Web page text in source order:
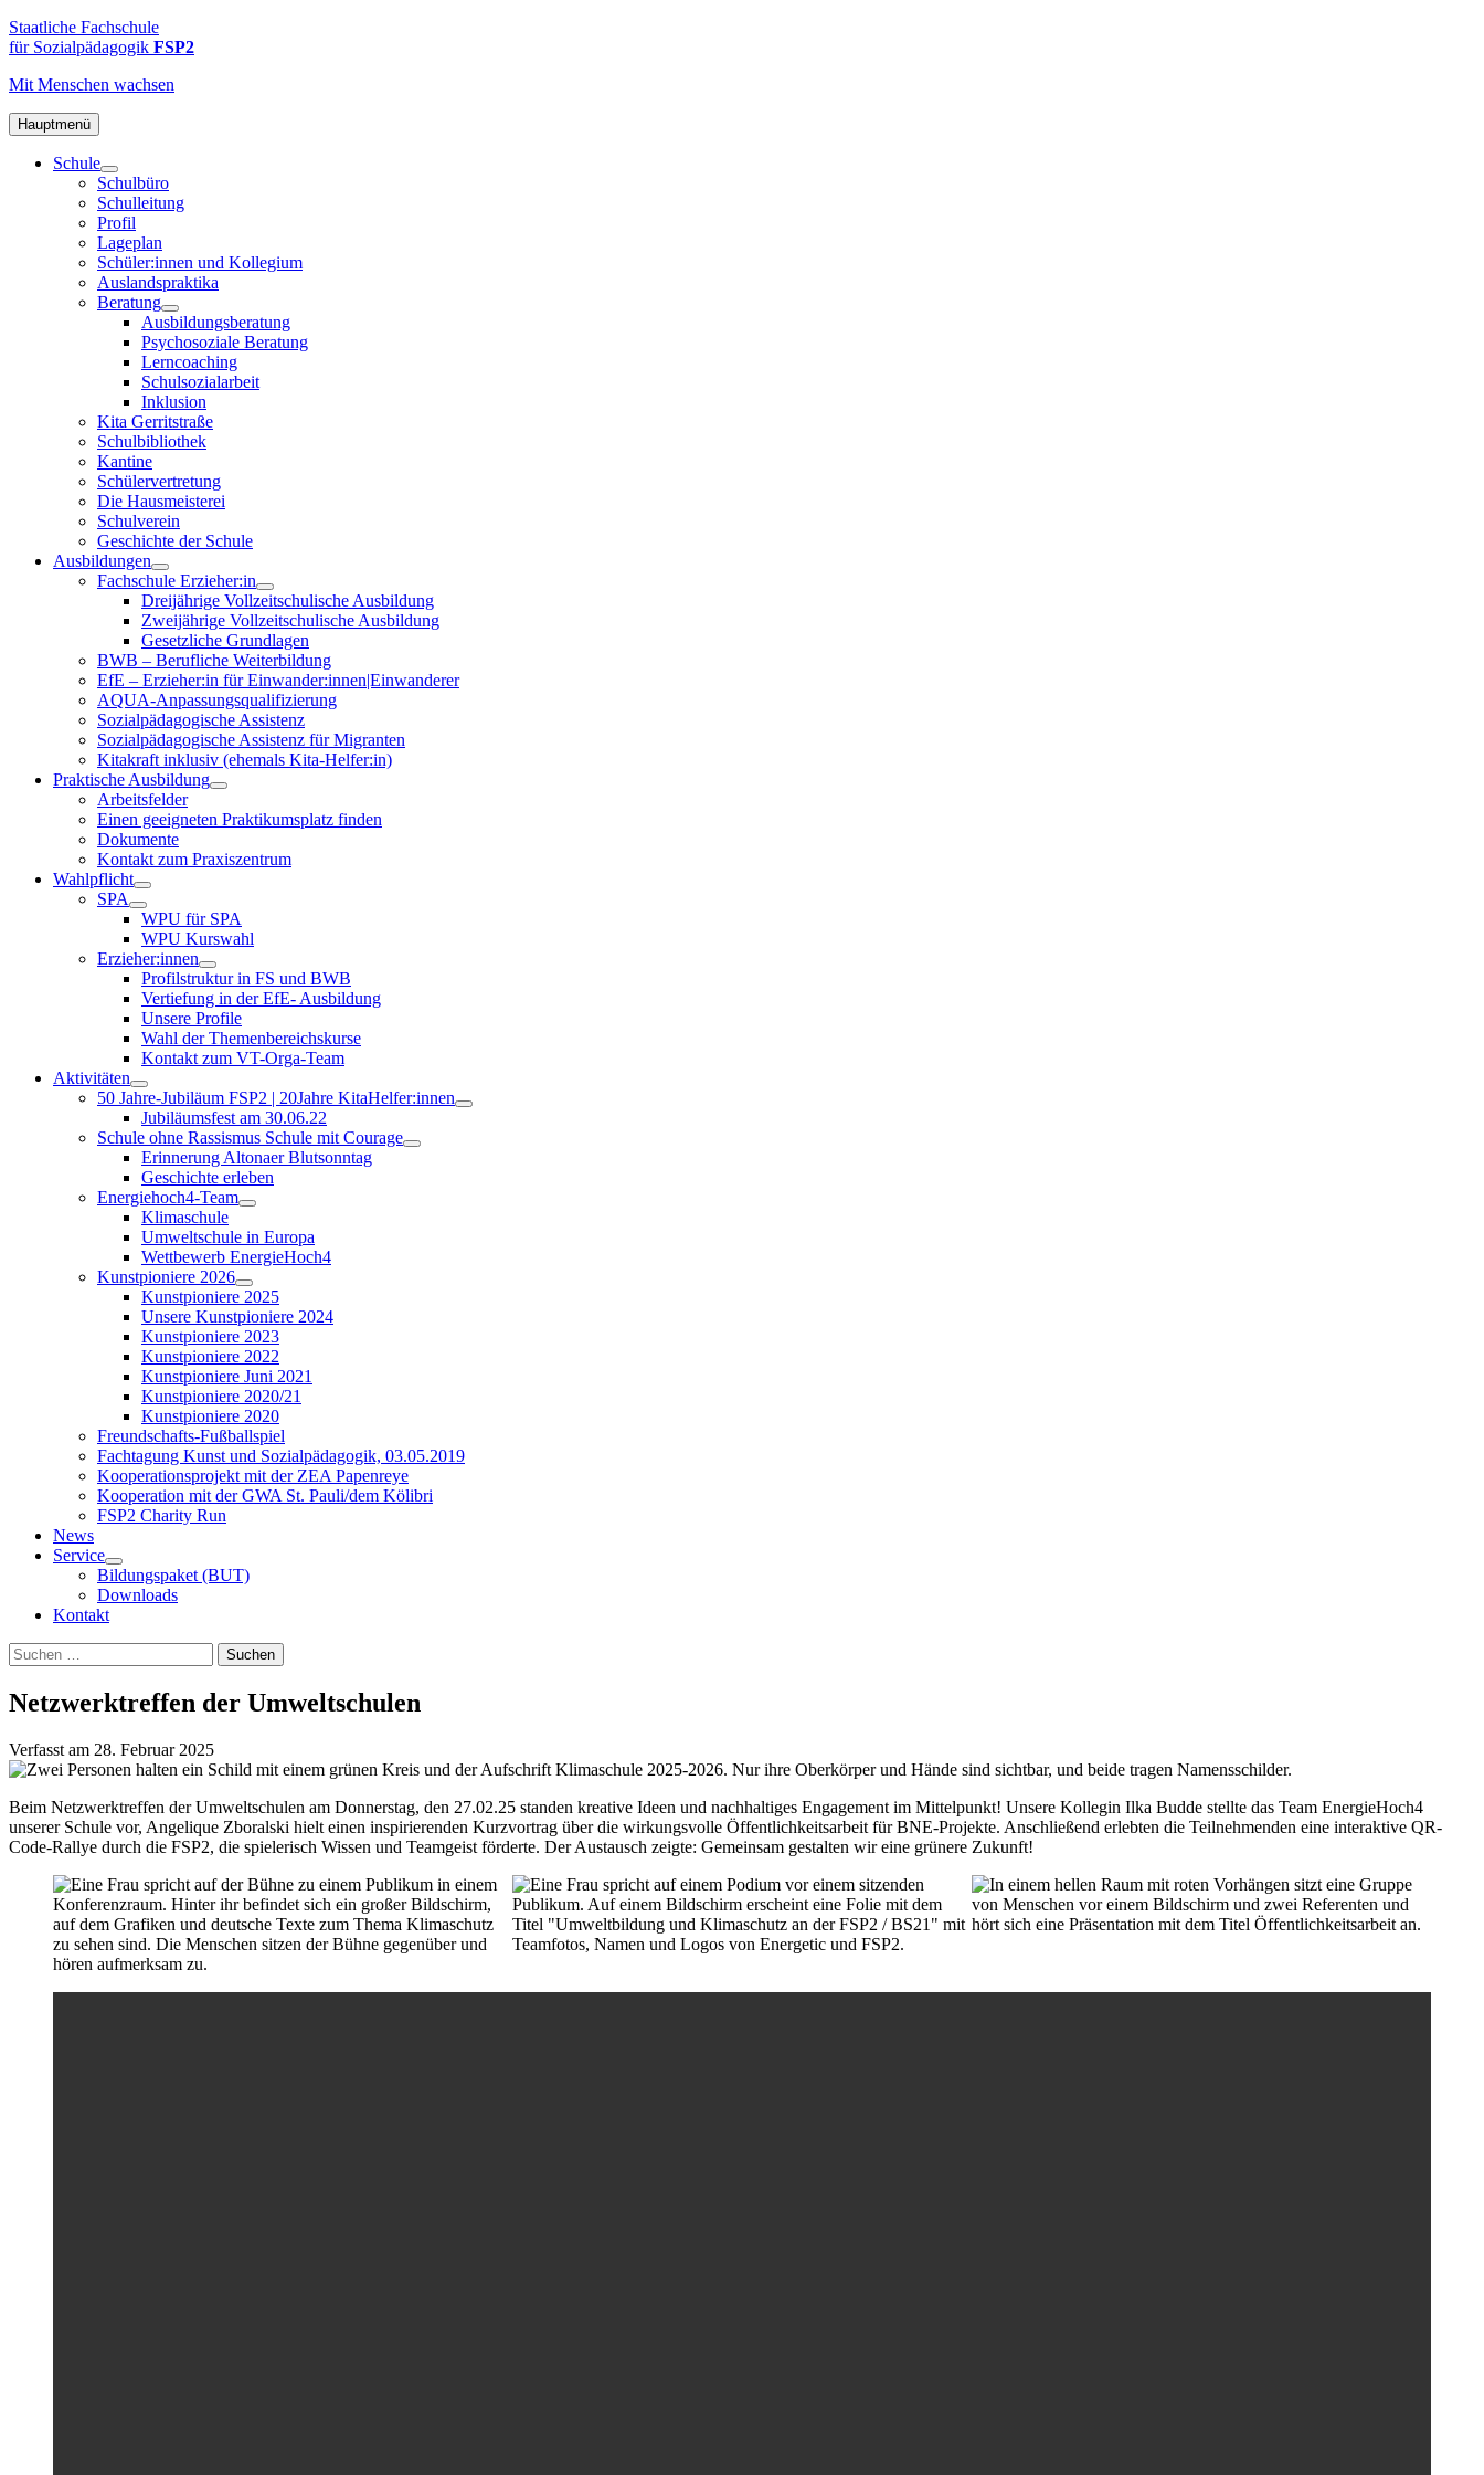
Zum
Inhalt
FSP2
Staatliche
Fachschule
Sozialpädagogik
in
Altona
Staatliche Fachschule
für Sozialpädagogik FSP2
Mit Menschen wachsen
Hauptmenü
Schule
Schulbüro
Schulleitung
Profil
Lageplan
Schüler:innen und Kollegium
Auslandspraktika
Beratung
Ausbildungsberatung
Psychosoziale Beratung
Lerncoaching
Schulsozialarbeit
Inklusion
Kita Gerritstraße
Schulbibliothek
Kantine
Schülervertretung
Die Hausmeisterei
Schulverein
Geschichte der Schule
Ausbildungen
Fachschule Erzieher:in
Dreijährige Vollzeitschulische Ausbildung
Zweijährige Vollzeitschulische Ausbildung
Gesetzliche Grundlagen
BWB – Berufliche Weiterbildung
EfE – Erzieher:in für Einwander:innen|Einwanderer
AQUA-Anpassungsqualifizierung
Sozialpädagogische Assistenz
Sozialpädagogische Assistenz für Migranten
Kitakraft inklusiv (ehemals Kita-Helfer:in)
Praktische Ausbildung
Arbeitsfelder
Einen geeigneten Praktikumsplatz finden
Dokumente
Kontakt zum Praxiszentrum
Wahlpflicht
SPA
WPU für SPA
WPU Kurswahl
Erzieher:innen
Profilstruktur in FS und BWB
Vertiefung in der EfE- Ausbildung
Unsere Profile
Wahl der Themenbereichskurse
Kontakt zum VT-Orga-Team
Aktivitäten
50 Jahre-Jubiläum FSP2 | 20Jahre KitaHelfer:innen
Jubiläumsfest am 30.06.22
Schule ohne Rassismus Schule mit Courage
Erinnerung Altonaer Blutsonntag
Geschichte erleben
Energiehoch4-Team
Klimaschule
Umweltschule in Europa
Wettbewerb EnergieHoch4
Kunstpioniere 2026
Kunstpioniere 2025
Unsere Kunstpioniere 2024
Kunstpioniere 2023
Kunstpioniere 2022
Kunstpioniere Juni 2021
Kunstpioniere 2020/21
Kunstpioniere 2020
Freundschafts-Fußballspiel
Fachtagung Kunst und Sozialpädagogik, 03.05.2019
Kooperationsprojekt mit der ZEA Papenreye
Kooperation mit der GWA St. Pauli/dem Kölibri
FSP2 Charity Run
News
Service
Bildungspaket (BUT)
Downloads
Kontakt
Suchen
Suchen
nach:
Netzwerktreffen der Umweltschulen
Verfasst am 28. Februar 2025
Beim Netzwerktreffen der Umweltschulen am Donnerstag, den 27.02.25 standen kreative Ideen und nachhaltiges Engagement im Mittelpunkt! Unsere Kollegin Ilka Budde stellte das Team EnergieHoch4
unserer Schule vor, Angelique Zboralski hielt einen inspirierenden Kurzvortrag über die wirkungsvolle Öffentlichkeitsarbeit für BNE-Projekte. Anschließend erlebten die Teilnehmenden eine interaktive QR-
Code-Rallye durch die FSP2, die spielerisch Wissen und Teamgeist förderte. Der Austausch zeigte: Gemeinsam gestalten wir eine grünere Zukunft!